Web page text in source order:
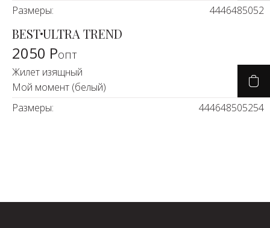
Размеры:
4446485052
BESTULTRA TREND
2050 Ропт
Жилет изящный
Мой момент (белый)
Размеры:
444648505254